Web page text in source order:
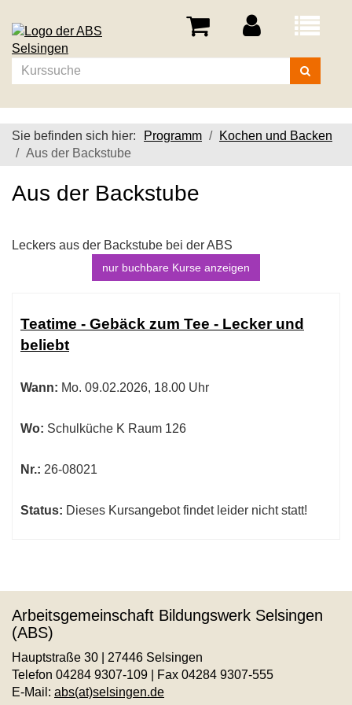
Menü
Kurse
suchen
Sie befinden sich hier: Programm
Kochen und Backen
Aus der Backstube
Aus der Backstube
Leckers aus der Backstube bei der ABS
nur buchbare Kurse anzeigen
Tabellenüberschriften
können
sortiert
Teatime - Gebäck zum Tee - Lecker und
beliebt
Wann: Mo. 09.02.2026, 18.00 Uhr
Wo: Schulküche K Raum 126
Nr.: 26-08021
Status: Dieses Kursangebot findet leider nicht statt!
Arbeitsgemeinschaft Bildungswerk Selsingen
(ABS)
Hauptstraße 30 | 27446 Selsingen
Telefon 04284 9307-109 | Fax 04284 9307-555
E-Mail: abs(at)selsingen.de